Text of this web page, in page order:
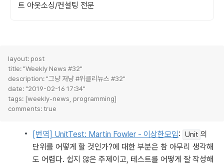
트 아웃소싱/컨설팅 전문
layout: post
title: "Weekly News #32"
description: "그냥 저냥 #위클리뉴스 #32"
date: "2019-02-16 17:34"
tags: [weekly-news, programming]
[번역] UnitTest: Martin Fowler - 이상한모임: Unit 의
단위를 어떻게 할 것인가?에 대한 부분은 참 아무리 생각해
도 어렵다. 쉽지 않은 주제이고, 테스트를 어떻게 잘 작성해